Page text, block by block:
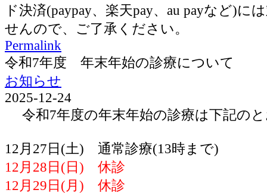
ド決済(paypay、楽天pay、au payなど)に
せんので、ご了承ください。
Permalink
令和7年度 年末年始の診療について
お知らせ
2025-12-24
令和7年度の年末年始の診療は下記の
12月27日(土) 通常診療(13時まで)
12月28日(日) 休診
12月29日(月) 休診